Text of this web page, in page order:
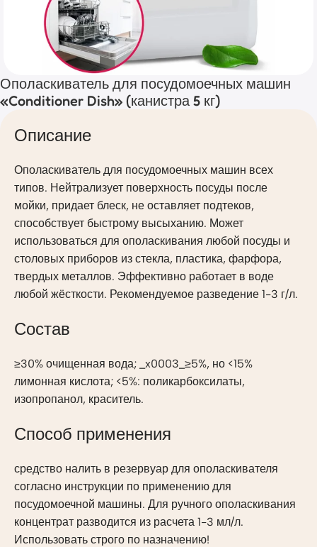
Ополаскиватель для посудомоечных машин
«Conditioner Dish» (канистра 5 кг)
Описание
Ополаскиватель для посудомоечных машин всех
типов. Нейтрализует поверхность посуды после
мойки, придает блеск, не оставляет подтеков,
способствует быстрому высыханию. Может
использоваться для ополаскивания любой посуды и
столовых приборов из стекла, пластика, фарфора,
твердых металлов. Эффективно работает в воде
любой жёсткости. Рекомендуемое разведение 1-3 г/л.
Состав
≥30% очищенная вода; _x0003_≥5%, но <15%
лимонная кислота; <5%: поликарбоксилаты,
изопропанол, краситель.
Способ применения
средство налить в резервуар для ополаскивателя
согласно инструкции по применению для
посудомоечной машины. Для ручного ополаскивания
концентрат разводится из расчета 1-3 мл/л.
Использовать строго по назначению!